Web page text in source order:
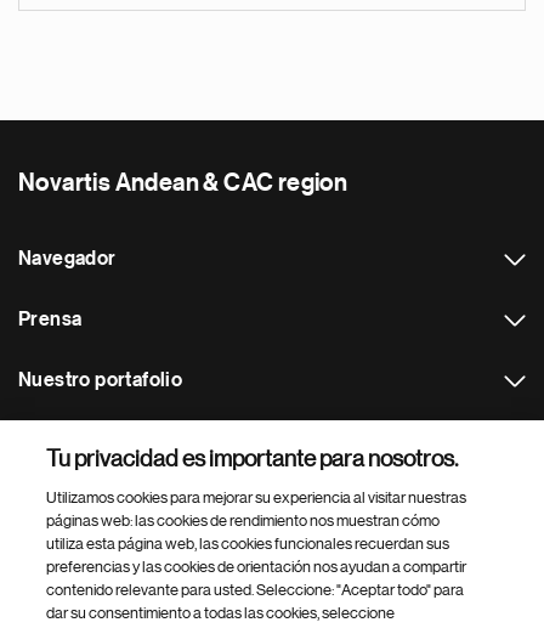
Novartis Andean & CAC region
Navegador
Prensa
Nuestro portafolio
Footer Site Search
Tu privacidad es importante para nosotros.
Utilizamos cookies para mejorar su experiencia al visitar nuestras
páginas web: las cookies de rendimiento nos muestran cómo
utiliza esta página web, las cookies funcionales recuerdan sus
preferencias y las cookies de orientación nos ayudan a compartir
contenido relevante para usted. Seleccione: "Aceptar todo" para
dar su consentimiento a todas las cookies, seleccione